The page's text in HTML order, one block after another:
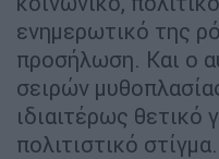
ενημερωτικό της
προσήλωση. Και ο
σειρών
ιδιαιτέρως θετικό
πολιτιστικό στίγμα.